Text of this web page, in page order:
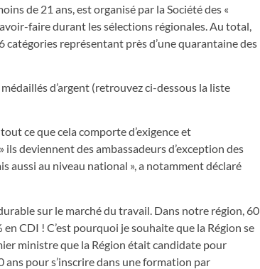
de 21 ans, est organisé par la Société des «
faire durant les sélections régionales. Au total,
catégories représentant près d’une quarantaine des
d’argent (retrouvez ci-dessous la liste
ce que cela comporte d’exigence et
deviennent des ambassadeurs d’exception des
aussi au niveau national », a notamment déclaré
sur le marché du travail. Dans notre région, 60
CDI ! C’est pourquoi je souhaite que la Région se
ministre que la Région était candidate pour
ans pour s’inscrire dans une formation par